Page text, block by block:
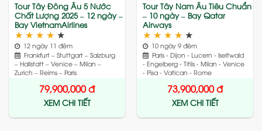
Tour Tây Đông Âu 5 Nước
Chất Lượng 2025 – 12 ngày –
Bay VietnamAirlines
★ ★ ★ ★ ★
12 ngày 11 đêm
Frankfurt – Stuttgart – Salzburg
– Hallstatt – Venice – Milan –
Zurich – Reims – Paris
79,900,000đ
XEM CHI TIẾT
Tour Tây Nam Âu Tiêu Chuẩn
– 10 ngày – Bay Qatar
Airways
★ ★ ★ ★ ★
10 ngày 9 đêm
Paris - Dijon - Lucern - Iseltwald
- Engelberg - Titlis - Milan - Venice
- Pisa - Vatican - Rome
73,900,000đ
XEM CHI TIẾT